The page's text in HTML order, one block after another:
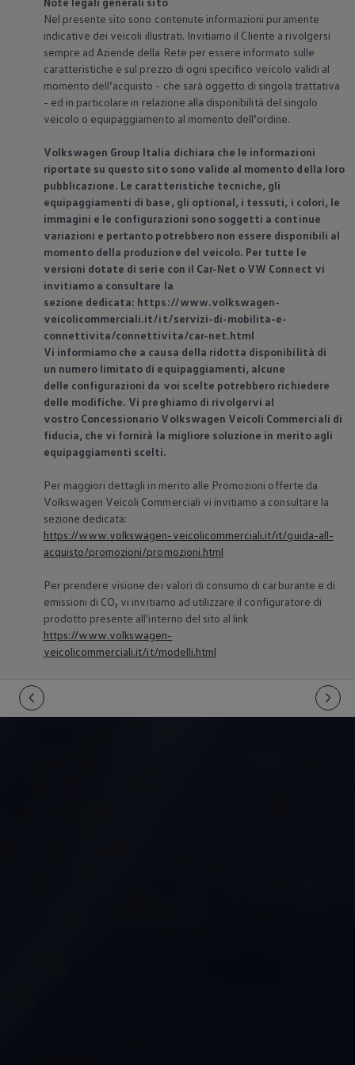
Nel presente sito sono contenute informazioni puramente
indicative dei veicoli illustrati. Invitiamo il Cliente a rivolgersi
sempre ad Aziende della Rete per essere informato sulle
caratteristiche e sul prezzo di ogni specifico veicolo validi al
momento dell’acquisto - che sarà oggetto di singola trattativa
- ed in particolare in relazione alla disponibilità del singolo
veicolo o equipaggiamento al momento dell’ordine.
Volkswagen Group Italia dichiara che le informazioni
riportate su questo sito sono valide al momento della loro
pubblicazione. Le caratteristiche tecniche, gli
equipaggiamenti di base, gli optional, i tessuti, i colori, le
immagini e le configurazioni sono soggetti a continue
variazioni e pertanto potrebbero non essere disponibili al
momento della produzione del veicolo. Per tutte le
versioni dotate di serie con il Car-Net o VW Connect vi
invitiamo a consultare la
sezione dedicata: https://www.volkswagen-
veicolicommerciali.it/it/servizi-di-mobilita-e-
connettivita/connettivita/car-net.html
Vi informiamo che a causa della ridotta disponibilità di
un numero limitato di equipaggiamenti, alcune
delle configurazioni da voi scelte potrebbero richiedere
delle modifiche. Vi preghiamo di rivolgervi al
vostro Concessionario Volkswagen Veicoli Commerciali di
fiducia, che vi fornirà la migliore soluzione in merito agli
equipaggiamenti scelti.
Per maggiori dettagli in merito alle Promozioni offerte da
Volkswagen Veicoli Commerciali vi invitiamo a consultare la
sezione dedicata:
https://www.volkswagen-veicolicommerciali.it/it/guida-all-
acquisto/promozioni/promozioni.html
Per prendere visione dei valori di consumo di carburante e di
emissioni di CO₂ vi invitiamo ad utilizzare il configuratore di
prodotto presente all'interno del sito al link
https://www.volkswagen-
veicolicommerciali.it/it/modelli.html